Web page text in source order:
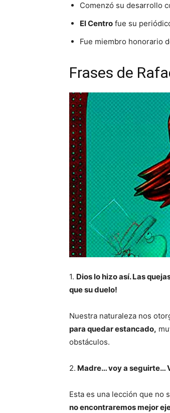
Comenzó su desarrollo
El Centro fue su
Fue miembro honorario
Frases de
1. Dios lo hizo así. Las
que su duelo!
Nuestra naturaleza nos
para quedar estancado,
obstáculos.
2. Madre… voy a seguirte…
Esta es una lección que no
no encontraremos mejor